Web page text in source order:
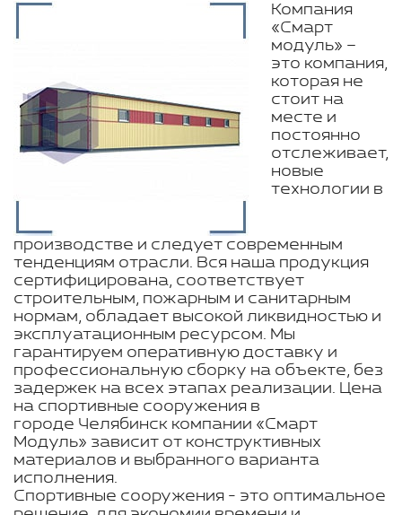
Компания
«Смарт
модуль» –
это компания,
которая не
стоит на
месте и
постоянно
отслеживает,
новые
технологии в
производстве и следует современным
тенденциям отрасли. Вся наша продукция
сертифицирована, соответствует
строительным, пожарным и санитарным
нормам, обладает высокой ликвидностью и
эксплуатационным ресурсом. Мы
гарантируем оперативную доставку и
профессиональную сборку на объекте, без
задержек на всех этапах реализации. Цена
на спортивные сооружения в
городе Челябинск компании «Смарт
Модуль» зависит от конструктивных
материалов и выбранного варианта
исполнения.
Спортивные сооружения - это оптимальное